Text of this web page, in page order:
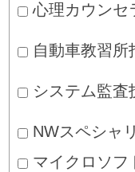
心理カウンセ
自動車教習所
システム監査
NWスペシャ
マイクロソフ